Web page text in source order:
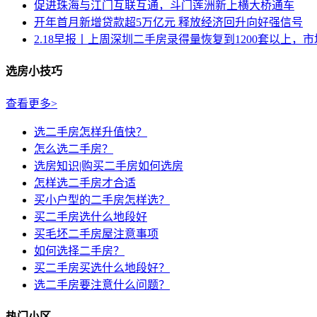
促进珠海与江门互联互通，斗门莲洲新上横大桥通车
开年首月新增贷款超5万亿元 释放经济回升向好强信号
2.18早报丨上周深圳二手房录得量恢复到1200套以上，市
选房小技巧
查看更多>
选二手房怎样升值快？
怎么选二手房？
选房知识|购买二手房如何选房
怎样选二手房才合适
买小户型的二手房怎样选？
买二手房选什么地段好
买毛坯二手房屋注意事项
如何选择二手房？
买二手房买选什么地段好？
选二手房要注意什么问题？